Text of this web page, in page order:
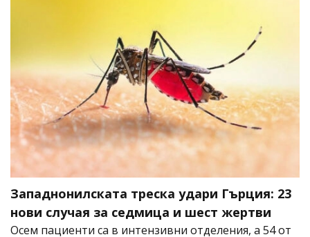
Западнонилската треска удари Гърция: 23
нови случая за седмица и шест жертви
Осем пациенти са в интензивни отделения, а 54 от